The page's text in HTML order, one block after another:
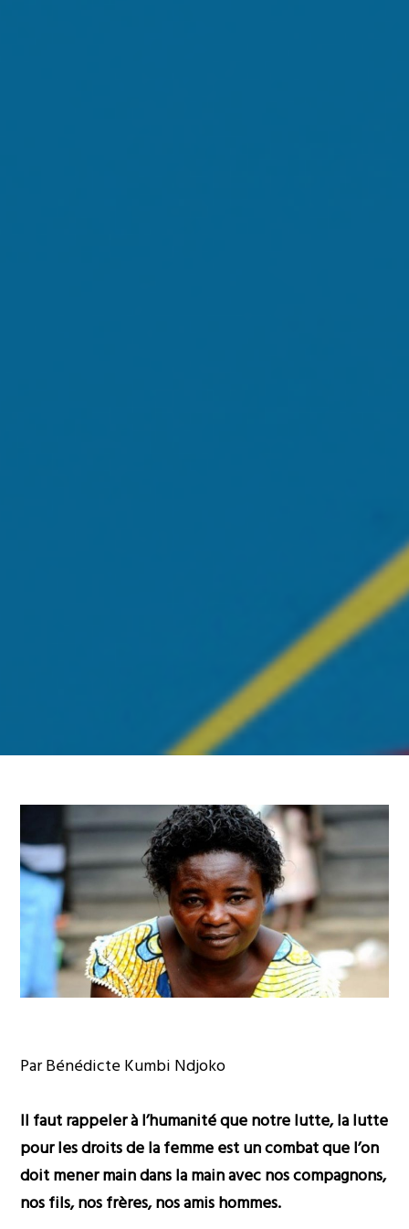
Par Bénédicte Kumbi Ndjoko
Il faut rappeler à l’humanité que notre lutte, la lutte
pour les droits de la femme est un combat que l’on
doit mener main dans la main avec nos compagnons,
nos fils, nos frères, nos amis hommes.